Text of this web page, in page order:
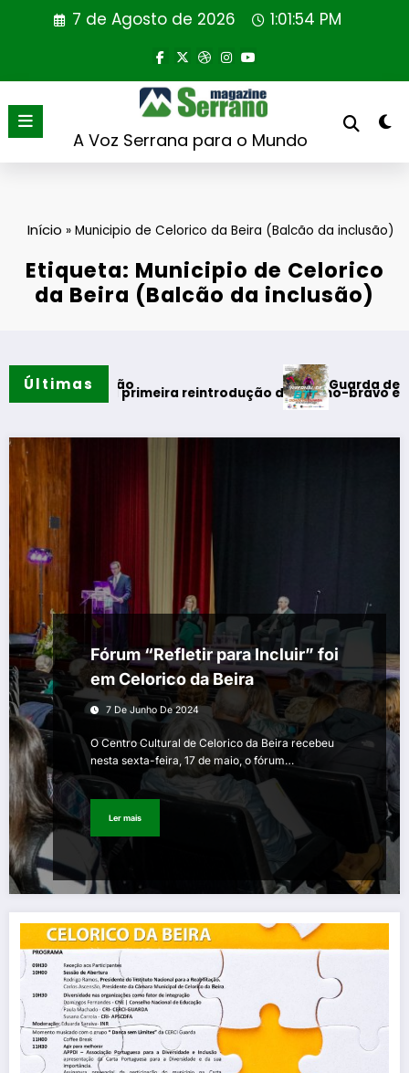
7 de Agosto de 2026 1:01:54 PM
A Voz Serrana para o Mundo
Início »Municipio de Celorico da Beira (Balcão da inclusão)
Etiqueta: Municipio de Celorico
da Beira (Balcão da inclusão)
Últimas
verãoprimeira reintrodução de coelho-bravo em área
Guarda desafia
Fórum “Refletir para Incluir” foi
em Celorico da Beira
7 De Junho De 2024
O Centro Cultural de Celorico da Beira recebeu
nesta sexta-feira, 17 de maio, o fórum…
Ler mais